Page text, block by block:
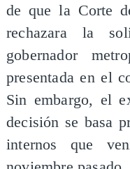
de que la Corte
rechazara la
gobernador
presentada en el
Sin embargo, el
decisión se basa
internos que